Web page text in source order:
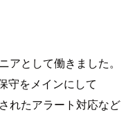
アとして働きました。
守をメインにして
れたアラート対応など